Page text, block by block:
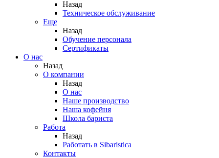
Назад
Техническое обслуживание
Еще
Назад
Обучение персонала
Сертификаты
О нас
Назад
O компании
Назад
О нас
Наше производство
Наша кофейня
Школа бариста
Работа
Назад
Работать в Sibaristica
Контакты